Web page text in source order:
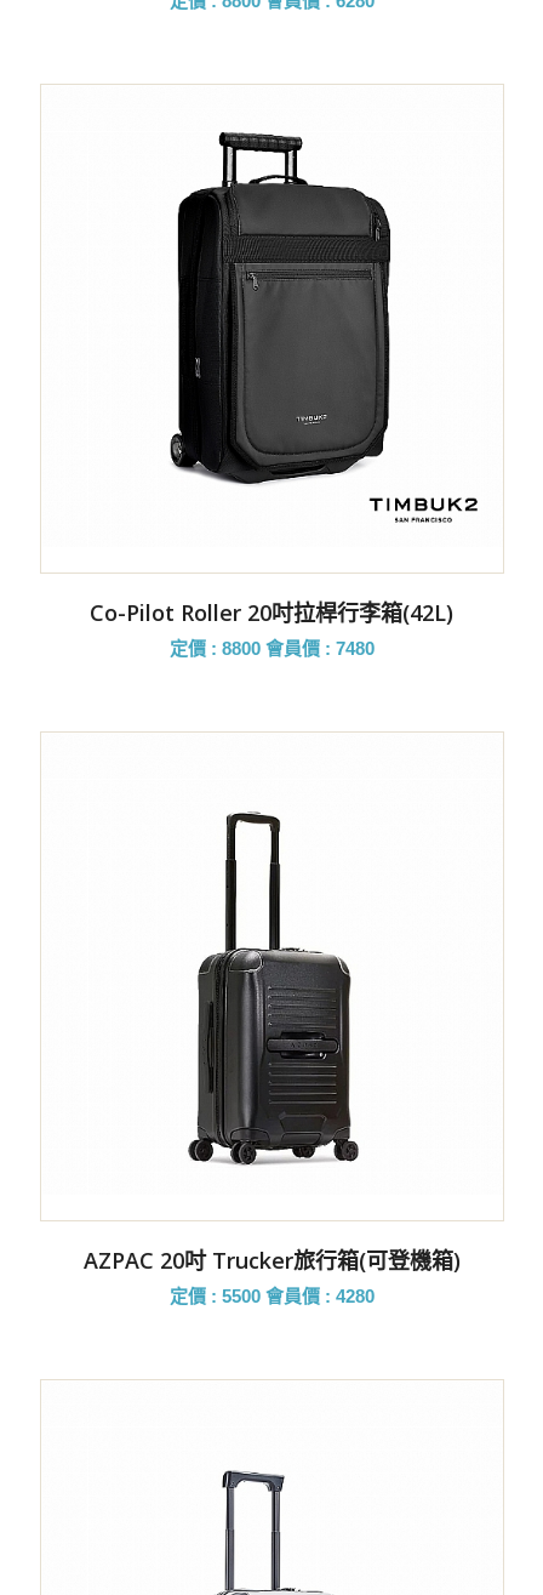
Co-Pilot Roller 20吋拉桿行李箱(42L)
定價 : 8800 會員價 : 7480
AZPAC 20吋 Trucker旅行箱(可登機箱)
定價 : 5500 會員價 : 4280